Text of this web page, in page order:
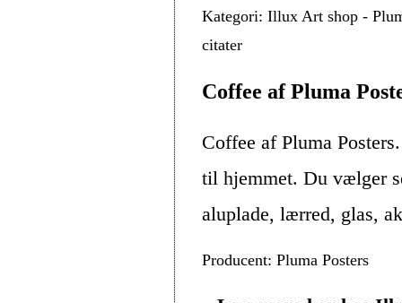
Kategori: Illux Art shop -
citater
Coffee af Pluma
Coffee af Pluma
til hjemmet. Du vælger
aluplade, lærred, glas,
Producent: Pluma Posters